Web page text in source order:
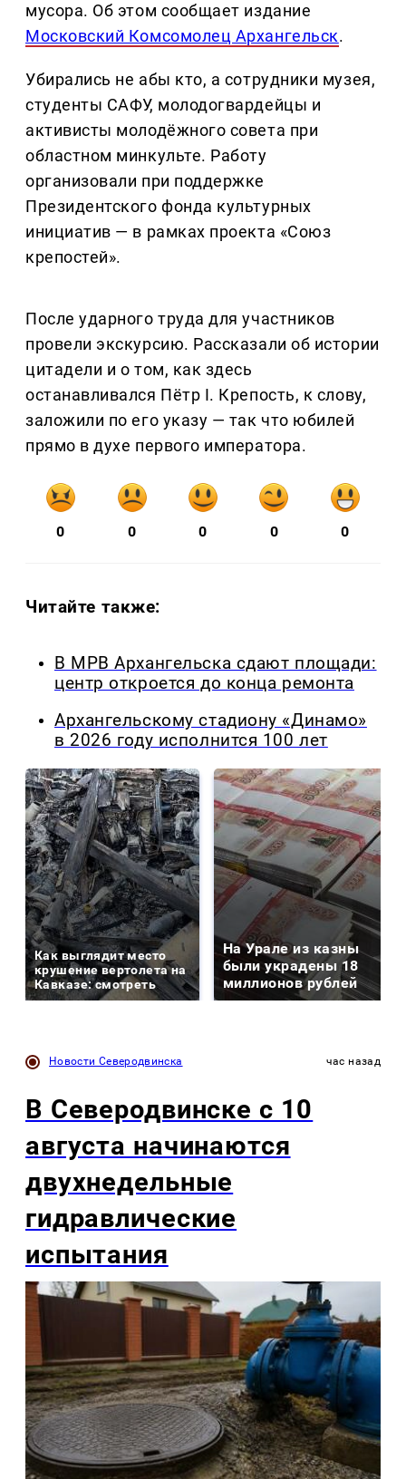
мусора. Об этом сообщает издание
Московский Комсомолец Архангельск.
Убирались не абы кто, а сотрудники музея,
студенты САФУ, молодогвардейцы и
активисты молодёжного совета при
областном минкульте. Работу
организовали при поддержке
Президентского фонда культурных
инициатив — в рамках проекта «Союз
крепостей».
После ударного труда для участников
провели экскурсию. Рассказали об истории
цитадели и о том, как здесь
останавливался Пётр I. Крепость, к слову,
заложили по его указу — так что юбилей
прямо в духе первого императора.
0 0 0 0 0
Читайте также:
В МРВ Архангельска сдают площади:
центр откроется до конца ремонта
Архангельскому стадиону «Динамо»
в 2026 году исполнится 100 лет
Как выглядит место
крушение вертолета на
Кавказе: смотреть
На Урале из казны
были украдены 18
миллионов рублей
Новости Северодвинска час назад
В Северодвинске с 10
августа начинаются
двухнедельные
гидравлические
испытания